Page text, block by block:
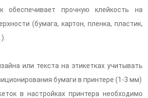
обеспечивает прочную клейкость на
(бумага, картон, пленка, пластик,
или текста на этикетках учитывать
бумаги в принтере (1-3 мм)
в настройках принтера необходимо